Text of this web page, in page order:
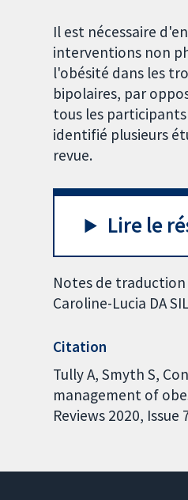
Il est nécessaire
interventions non
l'obésité dans les
bipolaires, par
tous les
identifié plusieurs
revue.
Lire le
Notes de traduction
Caroline-Lucia DA
Citation
Tully A, Smyth S,
management of
Reviews 2020, Issue